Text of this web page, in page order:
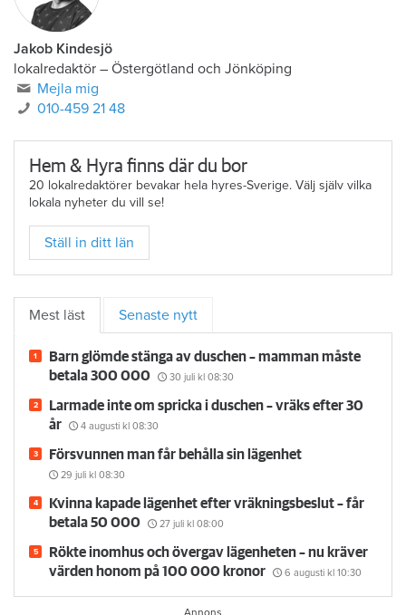
Jakob Kindesjö
lokalredaktör – Östergötland och Jönköping
Mejla mig
010-459 21 48
Hem & Hyra finns där du bor
20 lokalredaktörer bevakar hela hyres-Sverige. Välj själv vilka
lokala nyheter du vill se!
Ställ in ditt län
Mest läst Senaste nytt
Barn glömde stänga av duschen – mamman måste
betala 300 000
30 juli kl 08:30
Larmade inte om spricka i duschen – vräks efter 30
år
4 augusti kl 08:30
Försvunnen man får behålla sin lägenhet
29 juli kl 08:30
Kvinna kapade lägenhet efter vräkningsbeslut – får
betala 50 000
27 juli kl 08:00
Rökte inomhus och övergav lägenheten – nu kräver
värden honom på 100 000 kronor
6 augusti kl 10:30